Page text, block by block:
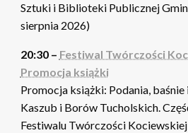
Sztuki i Biblioteki Publicznej
sierpnia 2026)
20:30 – Festiwal Twórczości
Promocja książki
Promocja książki: Podania,
Kaszub i Borów Tucholskich.
Festiwalu Twórczości Kociewskiej